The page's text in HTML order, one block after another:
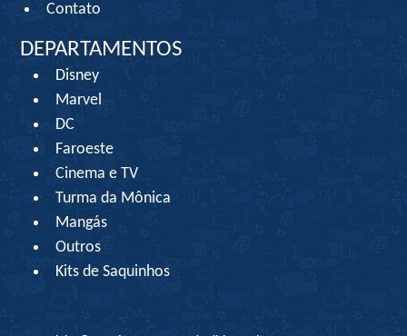
Contato
DEPARTAMENTOS
Disney
Marvel
DC
Faroeste
Cinema e TV
Turma da Mônica
Mangás
Outros
Kits de Saquinhos